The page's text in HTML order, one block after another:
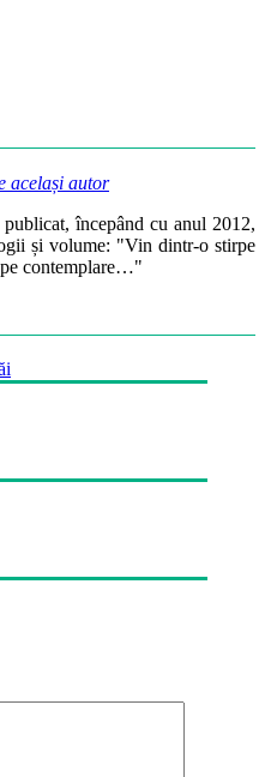
același autor
începând cu anul 2012,
și volume: "Vin dintr-o stirpe
pe contemplare…"